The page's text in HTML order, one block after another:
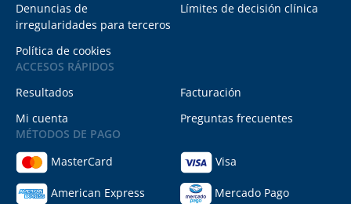
Denuncias de
irregularidades para terceros
Límites de decisión clínica
Política de cookies
ACCESOS RÁPIDOS
Resultados
Facturación
Mi cuenta
Preguntas frecuentes
MÉTODOS DE PAGO
MasterCard
Visa
American Express
Mercado Pago